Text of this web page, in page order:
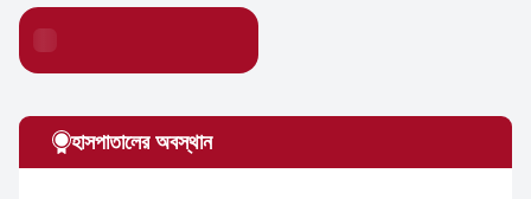
হাসপাতালের অবস্থান